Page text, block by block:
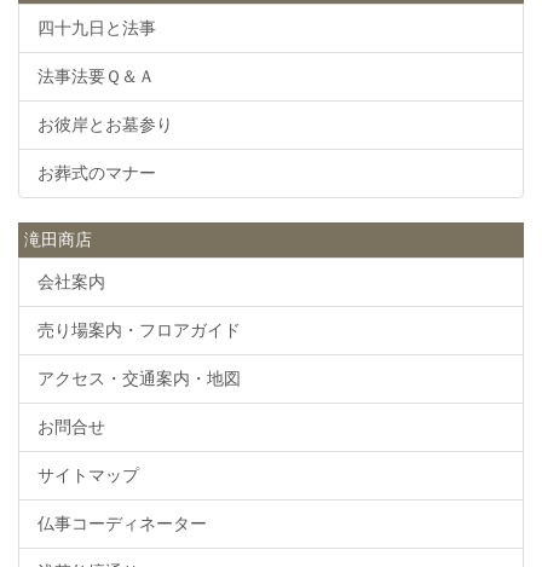
四十九日と法事
法事法要Ｑ＆Ａ
お彼岸とお墓参り
お葬式のマナー
滝田商店
会社案内
売り場案内・フロアガイド
アクセス・交通案内・地図
お問合せ
サイトマップ
仏事コーディネーター